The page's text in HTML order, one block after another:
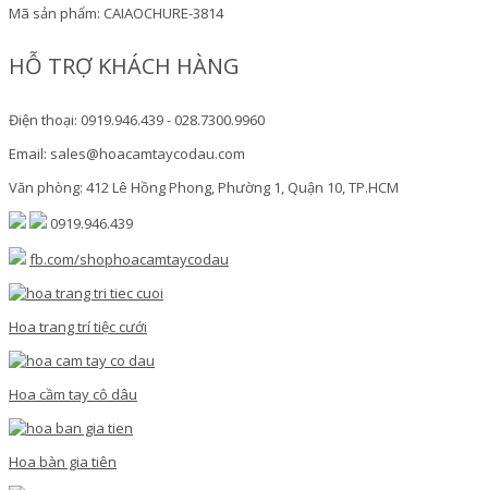
Mã sản phẩm: CAIAOCHURE-3814
HỖ TRỢ KHÁCH HÀNG
Điện thoại: 0919.946.439 - 028.7300.9960
Email: sales@hoacamtaycodau.com
Văn phòng: 412 Lê Hồng Phong, Phường 1, Quận 10, TP.HCM
0919.946.439
fb.com/shophoacamtaycodau
Hoa trang trí tiệc cưới
Hoa cầm tay cô dâu
Hoa bàn gia tiên